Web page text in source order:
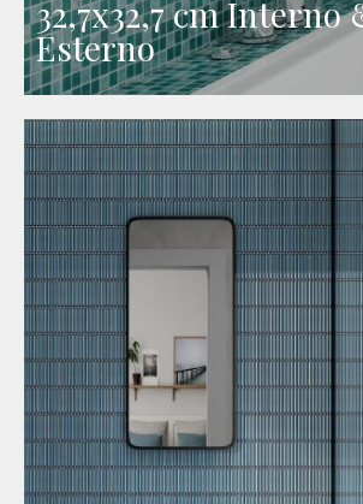
32,7x32,7 cm Interno
Esterno